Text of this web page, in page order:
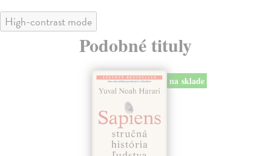
High-contrast mode
Podobné tituly
na sklade